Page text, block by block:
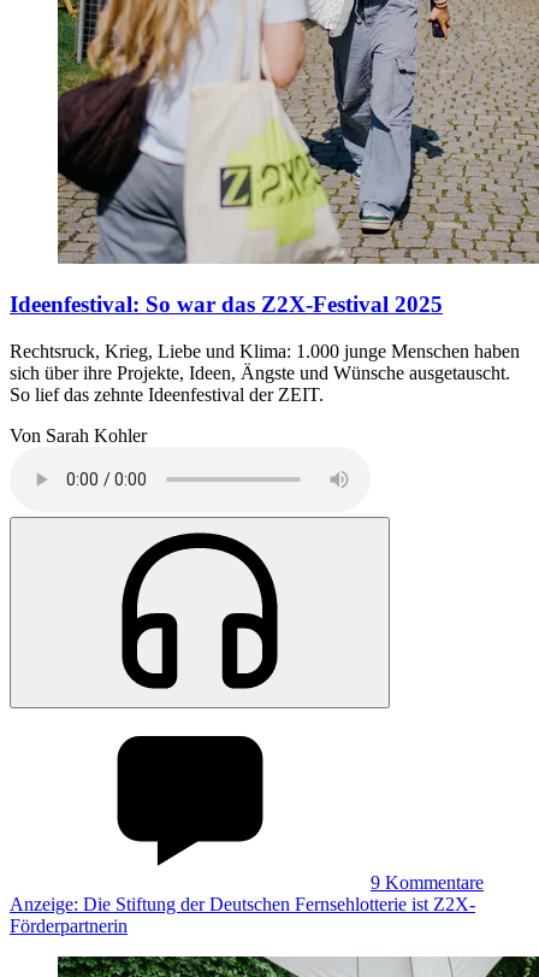
Ideenfestival: So war das Z2X-Festival 2025
Rechtsruck, Krieg, Liebe und Klima: 1.000 junge Menschen haben
sich über ihre Projekte, Ideen, Ängste und Wünsche ausgetauscht.
So lief das zehnte Ideenfestival der ZEIT.
Von Sarah Kohler
9 Kommentare
Anzeige: Die Stiftung der Deutschen Fernsehlotterie ist Z2X-
Förderpartnerin